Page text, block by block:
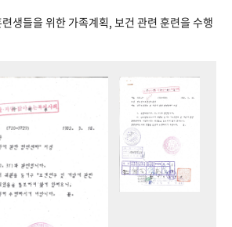
생들을 위한 가족계획, 보건 관련 훈련을 수행